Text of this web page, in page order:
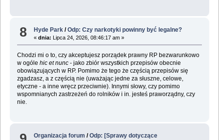
8 Hyde Park /Odp: Czy narkotyki powinny być legalne?
«dnia: Lipca 24, 2026, 08:46:17 am »
Chodzi mi o to, czy akceptujesz porządek prawny RP bezwarunkowo
w ogóle hic et nunc- jako zbiór wszystkich przepisów obecnie
obowiązujących w RP. Pomimo że tego że częścią przepisów się
zgadzasz, a z częścią nie (uważając jedne za słuszne, celowe,
etyczne - a inne wręcz przeciwnie). Innymi słowy, czy pomimo
wspomnianych zastrzeżeń do rolników i in. jesteś praworządny, czy
nie.
Organizacja forum /Odp: [Sprawy dotyczące